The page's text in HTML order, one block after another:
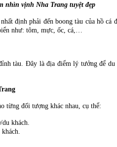
nhìn vịnh Nha Trang tuyệt đẹp
định phải đến boong tàu của hồ
như: tôm, mực, ốc, cá,…
tàu. Đây là địa điểm lý tưởng để
từng đối tượng khác nhau, cụ thể:
khách.